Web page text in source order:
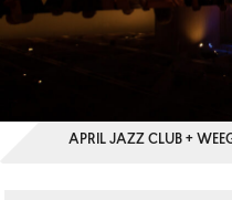
APRIL JAZZ CLUB +